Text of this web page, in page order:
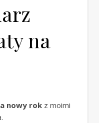
na
nowy rok z moimi